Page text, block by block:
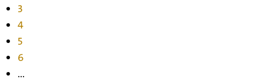
3
4
5
6
...